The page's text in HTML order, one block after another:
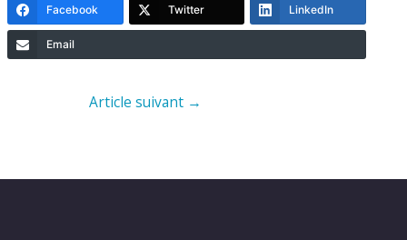
Facebook Twitter LinkedIn
Email
Article suivant →